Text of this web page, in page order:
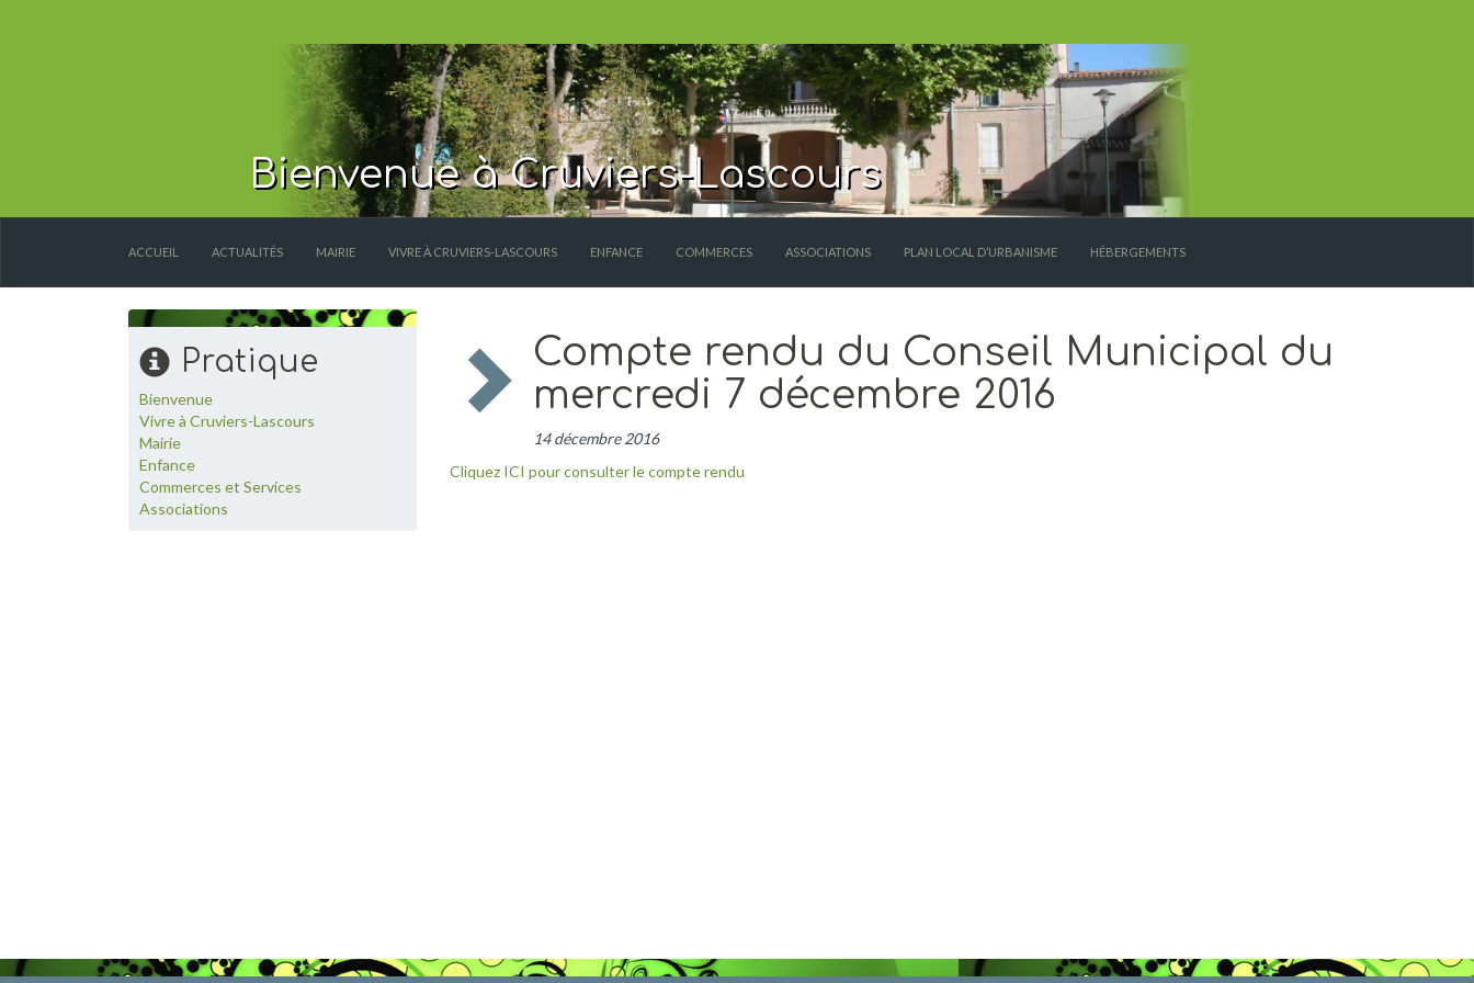
Bienvenue à Cruviers-Lascours
ACCUEIL ACTUALITÉS MAIRIE VIVRE À CRUVIERS-LASCOURS ENFANCE COMMERCES ASSOCIATIONS PLAN LOCAL D’URBANISME HÉBERGEMENTS
Compte rendu du Conseil Municipal du
mercredi 7 décembre 2016
14 décembre 2016
Cliquez ICI pour consulter le compte rendu
Pratique
Bienvenue
Vivre à Cruviers-Lascours
Mairie
Enfance
Commerces et Services
Associations